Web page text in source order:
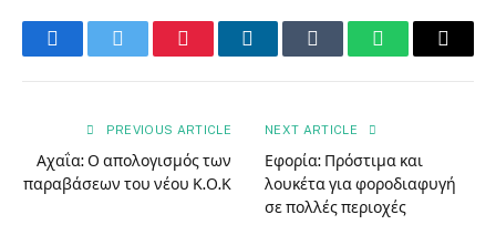
FacebookTwitter PinterestLinkedInTumblr WhatsAppEmail
PREVIOUS ARTICLE
Αχαΐα: Ο απολογισμός των
παραβάσεων του νέου Κ.Ο.Κ
NEXT ARTICLE
Εφορία: Πρόστιμα και
λουκέτα για φοροδιαφυγή
σε πολλές περιοχές